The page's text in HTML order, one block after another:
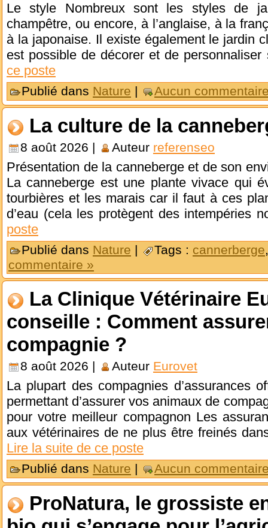
Le style Nombreux sont les styles de
champêtre, ou encore, à l’anglaise, à la
à la japonaise. Il existe également le jardin
est possible de décorer et de
ce poste
Publié dans Nature | Aucun
La culture de la
8 août 2026 | Auteur referenseo
Présentation de la canneberge et de son
La canneberge est une plante vivace qui
tourbières et les marais car il faut à ces
d’eau (cela les protègent des intempéries
poste
Publié dans Nature | Tags : cannerberge
commentaire »
La Clinique Vétérinaire
conseille : Comment
compagnie ?
8 août 2026 | Auteur Eurovet
La plupart des compagnies d’assurances
permettant d’assurer vos animaux de
pour votre meilleur compagnon Les
aux vétérinaires de ne plus être freinés
Lire la suite de ce poste
Publié dans Nature | Aucun
ProNatura, le grossiste